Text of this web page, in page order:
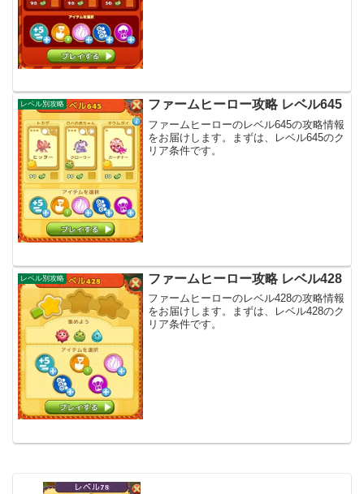
レベル別攻略 ファームヒーロー攻略 レベル645
ファームヒーローのレベル645の攻略情報
をお届けします。まずは、レベル645のク
リア条件です。
レベル別攻略 ファームヒーロー攻略 レベル428
ファームヒーローのレベル428の攻略情報
をお届けします。まずは、レベル428のク
リア条件です。